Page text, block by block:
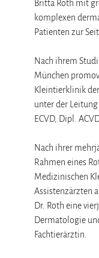
Britta Roth mit
komplexen
Patienten zur
Nach ihrem
München
Kleintierklinik
unter der Leitung
ECVD, Dipl.
Nach ihrer
Rahmen eines
Medizinischen
Assistenzärzten
Dr. Roth eine
Dermatologie
Fachtierärztin.